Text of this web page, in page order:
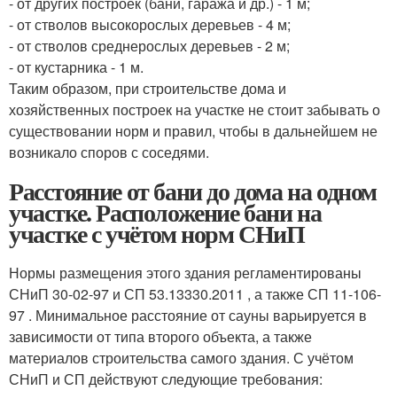
- от стволов высокорослых деревьев - 4 м;
- от стволов среднерослых деревьев - 2 м;
- от кустарника - 1 м.
Таким образом, при строительстве дома и
хозяйственных построек на участке не стоит забывать о
существовании норм и правил, чтобы в дальнейшем не
возникало споров с соседями.
Расстояние от бани до дома на одном
участке. Расположение бани на
участке с учётом норм СНиП
Нормы размещения этого здания регламентированы
СНиП 30-02-97 и СП 53.13330.2011 , а также СП 11-106-
97 . Минимальное расстояние от сауны варьируется в
зависимости от типа второго объекта, а также
материалов строительства самого здания. С учётом
СНиП и СП действуют следующие требования: